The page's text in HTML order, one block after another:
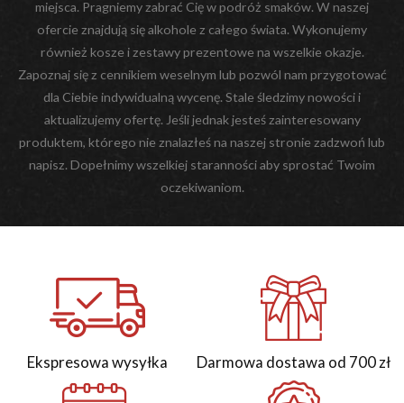
miejsca. Pragniemy zabrać Cię w podróż smaków. W naszej
ofercie znajdują się alkohole z całego świata. Wykonujemy
również kosze i zestawy prezentowe na wszelkie okazje.
Zapoznaj się z cennikiem weselnym lub pozwól nam przygotować
dla Ciebie indywidualną wycenę. Stale śledzimy nowości i
aktualizujemy ofertę. Jeśli jednak jesteś zainteresowany
produktem, którego nie znalazłeś na naszej stronie zadzwoń lub
napisz. Dopełnimy wszelkiej staranności aby sprostać Twoim
oczekiwaniom.
Ekspresowa wysyłka Darmowa dostawa od 700 zł